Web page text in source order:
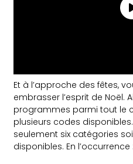
Et à l’approche des fêtes,
embrasser l’esprit de Noël.
programmes parmi tout le
plusieurs codes
seulement six catégories
disponibles. En l’occurrence :